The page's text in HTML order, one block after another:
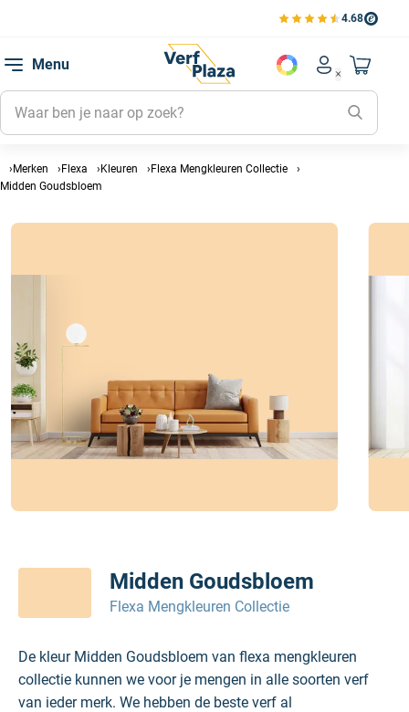
4.68
Bekijk de verfplaza
Menu
Account
Mijn
Mijn
Mijn
Naar
Merken Flexa Kleuren
Flexa Mengkleuren Collectie
Midden Goudsbloem
Midden Goudsbloem
Flexa Mengkleuren Collectie
De kleur Midden Goudsbloem van flexa mengkleuren
collectie kunnen we voor je mengen in alle soorten verf
van ieder merk. We hebben de beste verf al